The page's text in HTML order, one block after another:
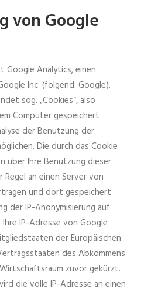
von Google
Analytics, einen
Inc. (folgend: Google).
sog. „Cookies“, also
Computer gespeichert
der Benutzung der
Die durch das Cookie
über Ihre Benutzung dieser
an einen Server von
und dort gespeichert.
der IP-Anonymisierung auf
IP-Adresse von Google
der Europäischen
des Abkommens
zuvor gekürzt.
die volle IP-Adresse an einen